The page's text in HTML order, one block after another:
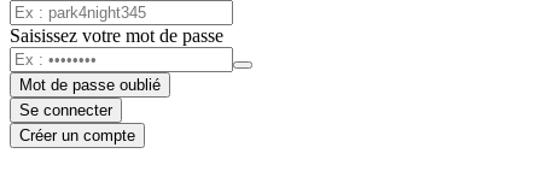
Saisissez votre mot de passe
Mot de passe oublié
Se connecter
Créer un compte